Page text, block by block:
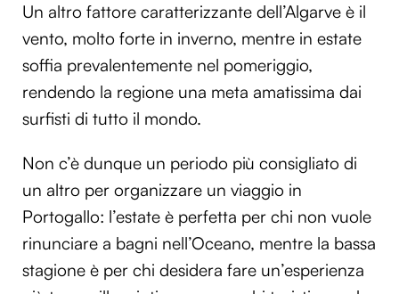
Un altro fattore caratterizzante dell’Algarve è il
vento, molto forte in inverno, mentre in estate
soffia prevalentemente nel pomeriggio,
rendendo la regione una meta amatissima dai
surfisti di tutto il mondo.
Non c’è dunque un periodo più consigliato di
un altro per organizzare un viaggio in
Portogallo: l’estate è perfetta per chi non vuole
rinunciare a bagni nell’Oceano, mentre la bassa
stagione è per chi desidera fare un’esperienza